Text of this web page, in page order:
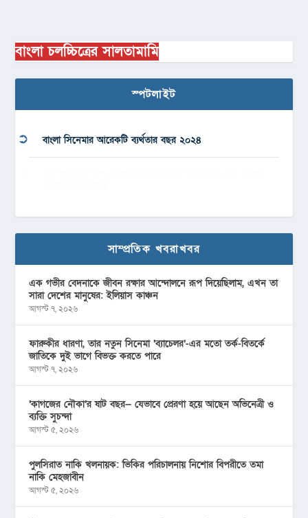
বাংলা চলচ্চিত্রের সালতামামি
স্পটলাইট
বাংলা সিনেমার আরেকটি ব্যর্থতার বছর ২০২৪
সাম্প্রতিক খবরাখবর
এক গভীর বেদনাকে জীবন রক্ষার আন্দোলনে রূপ দিয়েছিলাম, এখন তা
সারা দেশের মানুষের: ইলিয়াস কাঞ্চন
আগস্ট ৭, ২০২৬
ফারুকীর ধারণা, তার নতুন সিনেমা ‘ব্যাচেলর’-এর মতো তর্ক-বিতর্কে
জাতিকে দুই ভাগে বিভক্ত করতে পারে
আগস্ট ৭, ২০২৬
‘কাগজের নৌকা’র ষাট বছর— যেভাবে প্রেরণা হয়ে আছেন অভিনেত্রী ও
ব্যক্তি সুচন্দা
আগস্ট ৫, ২০২৬
পুলসিরাত নাকি খলনায়ক: ভিকির পরিচালনায় নিশোর বিপরীতে তমা
নাকি মেহজাবীন
আগস্ট ৫, ২০২৬